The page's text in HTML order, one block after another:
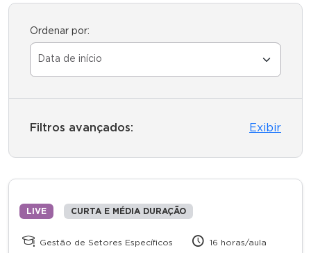
Ordenar por:
Filtros avançados: Exibir
LIVE CURTA E MÉDIA DURAÇÃO
Gestão de Setores Específicos 16 horas/aula